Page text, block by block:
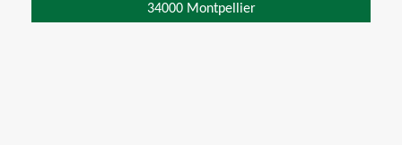
34000 Montpellier